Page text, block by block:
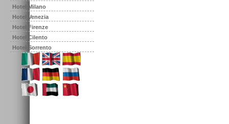
Hotel Milano
Hotel Venezia
Hotel Firenze
Hotel Cilento
Hotel Sorrento